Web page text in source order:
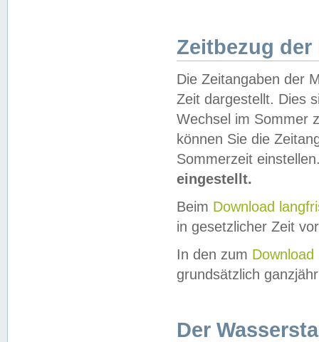
Zeitbezug der
Die Zeitangaben der
Zeit dargestellt. Dies
Wechsel im Sommer
können Sie die
Sommerzeit
eingestellt.
Beim Download
in gesetzlicher Zeit
In den zum Download
grundsätzlich
Der